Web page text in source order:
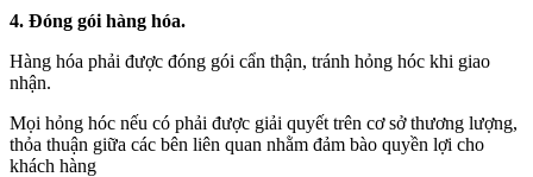
4. Đóng gói hàng hóa.
Hàng hóa phải được đóng gói cẩn thận, tránh hỏng hóc khi giao
nhận.
Mọi hỏng hóc nếu có phải được giải quyết trên cơ sở thương lượng,
thỏa thuận giữa các bên liên quan nhằm đảm bào quyền lợi cho
khách hàng